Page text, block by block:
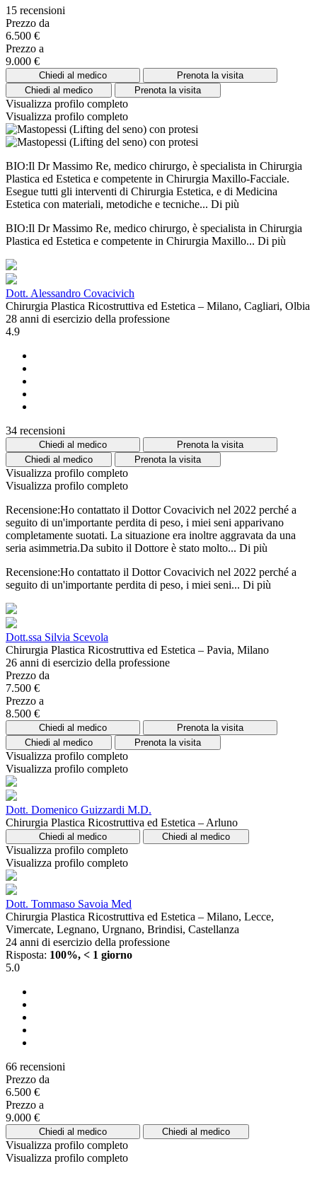
15 recensioni
Prezzo da
6.500 €
Prezzo a
9.000 €
Chiedi al medico
Prenota la visita
Chiedi al medico
Prenota la visita
Visualizza profilo completo
Visualizza profilo completo
BIO:Il Dr Massimo Re, medico chirurgo, è specialista in Chirurgia
Plastica ed Estetica e competente in Chirurgia Maxillo-Facciale.
Esegue tutti gli interventi di Chirurgia Estetica, e di Medicina
Estetica con materiali, metodiche e tecniche... Di più
BIO:Il Dr Massimo Re, medico chirurgo, è specialista in Chirurgia
Plastica ed Estetica e competente in Chirurgia Maxillo... Di più
Dott. Alessandro Covacivich
Chirurgia Plastica Ricostruttiva ed Estetica – Milano, Cagliari, Olbia
28 anni di esercizio della professione
4.9
34 recensioni
Chiedi al medico
Prenota la visita
Chiedi al medico
Prenota la visita
Visualizza profilo completo
Visualizza profilo completo
Recensione:Ho contattato il Dottor Covacivich nel 2022 perché a
seguito di un'importante perdita di peso, i miei seni apparivano
completamente suotati. La situazione era inoltre aggravata da una
seria asimmetria.Da subito il Dottore è stato molto... Di più
Recensione:Ho contattato il Dottor Covacivich nel 2022 perché a
seguito di un'importante perdita di peso, i miei seni... Di più
Dott.ssa Silvia Scevola
Chirurgia Plastica Ricostruttiva ed Estetica – Pavia, Milano
26 anni di esercizio della professione
Prezzo da
7.500 €
Prezzo a
8.500 €
Chiedi al medico
Prenota la visita
Chiedi al medico
Prenota la visita
Visualizza profilo completo
Visualizza profilo completo
Dott. Domenico Guizzardi M.D.
Chirurgia Plastica Ricostruttiva ed Estetica – Arluno
Chiedi al medico Chiedi al medico
Visualizza profilo completo
Visualizza profilo completo
Dott. Tommaso Savoia Med
Chirurgia Plastica Ricostruttiva ed Estetica – Milano, Lecce,
Vimercate, Legnano, Urgnano, Brindisi, Castellanza
24 anni di esercizio della professione
Risposta: 100%, < 1 giorno
5.0
66 recensioni
Prezzo da
6.500 €
Prezzo a
9.000 €
Chiedi al medico Chiedi al medico
Visualizza profilo completo
Visualizza profilo completo